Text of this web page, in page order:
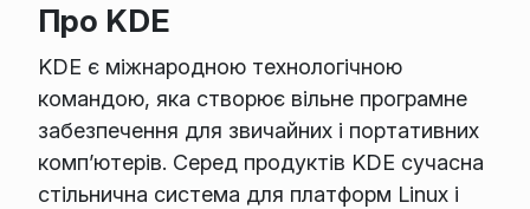
Про KDE
KDE є міжнародною технологічною
командою, яка створює вільне програмне
забезпечення для звичайних і портативних
комп’ютерів. Серед продуктів KDE сучасна
стільнична система для платформ Linux і